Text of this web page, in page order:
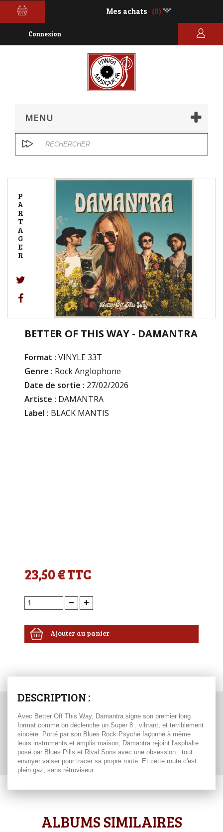
Mes achats (0)
Connexion
MENU
P
A
R
T
A
G
E
R
BETTER OF THIS WAY - DAMANTRA
Format : VINYLE 33T
Genre : Rock Anglophone
Date de sortie : 27/02/2026
Artiste : DAMANTRA
Label : BLACK MANTIS
23,50 €TTC
Ajouter au panier
DESCRIPTION :
Avec Better Off This Way, Damantra signe son premier long
format comme on déclenche un Super 8 : vibrant, et terriblement
sincère. Porté par son Blues Rock Psyché façonné à même
leurs instruments et amplis maison, Damantra rejoint l'asphalte
posé par Blues Pills et Rival Sons avec une obsession : tout
envoyer valser pour tracer sa propre route. Et cette route c'est
plein gaz, sans rétroviseur.
ALBUMS SIMILAIRES